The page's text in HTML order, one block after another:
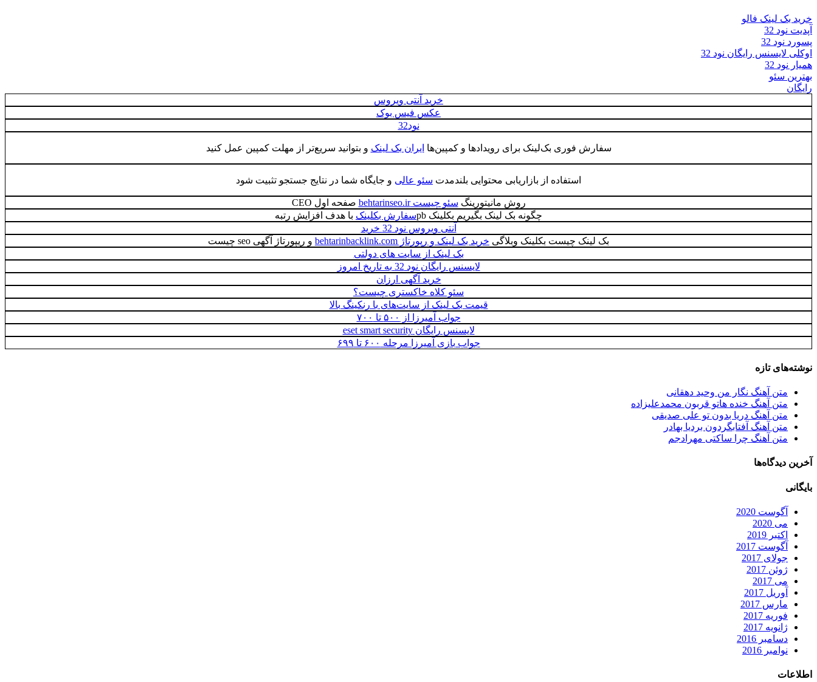
خرید بک لینک فالو
آپدیت نود 32
پسورد نود 32
اوکلی لایسنس رایگان نود 32
همیار نود 32
بهترین سئو
رایگان
خرید آنتی ویروس
عکس فیس بوک
نود32
سفارش فوری بک‌لینک برای رویدادها و کمپین‌ها ایران بک لینک و بتوانید سریع‌تر از مهلت کمپین عمل کنید
استفاده از بازاریابی محتوایی بلندمدت سئو عالی و جایگاه شما در نتایج جستجو تثبیت شود
روش مانیتورینگ سئو چیست behtarinseo.ir
صفحه اول CEO
چگونه بک لینک بگیریم بکلینک pb
سفارش بکلینک با هدف افزایش رتبه
آنتی ویروس نود 32 خرید
بک لینک چیست بکلینک وبلاگی خرید بک لینک و رپورتاژ behtarinbacklink.com
و ریپورتاژ آگهی seo چيست
بک لینک از سایت های دولتی
لایسنس رایگان نود 32 به تاریخ امروز
خرید آگهی ارزان
سئو کلاه خاکستری چیست؟
قیمت بک لینک از سایت‌های با رنکینگ بالا
جواب آمیرزا از ۵۰۰ تا ۷۰۰
لایسنس رایگان eset smart security
جواب بازی آمیرزا مرحله ۶۰۰ تا ۶۹۹
نوشته‌های تازه
متن آهنگ نگار من وحید دهقانی
متن آهنگ خنده هاتو قربون محمدعلیزاده
متن آهنگ دریا بدون تو علی صدیقی
متن آهنگ آفتابگردون بردیا بهادر
متن آهنگ چرا ساکتی مهرادجم
آخرین دیدگاه‌ها
بایگانی
آگوست 2020
می 2020
اکتبر 2019
آگوست 2017
جولای 2017
ژوئن 2017
می 2017
آوریل 2017
مارس 2017
فوریه 2017
ژانویه 2017
دسامبر 2016
نوامبر 2016
اطلاعات